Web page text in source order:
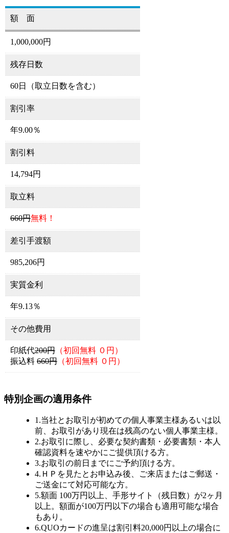
額 面
1,000,000円
残存日数
60日（取立日数を含む）
割引率
年9.00％
割引料
14,794円
取立料
660円無料！
差引手渡額
985,206円
実質金利
年9.13％
その他費用
印紙代200円 （初回無料 ０円）
振込料 660円 （初回無料 ０円）
特別企画の適用条件
1.当社とお取引が初めての個人事業主様あるいは以
前、お取引があり現在は残高のない個人事業主様。
2.お取引に際し、必要な契約書類・必要書類・本人
確認資料を速やかにご提供頂ける方。
3.お取引の前日までにご予約頂ける方。
4.ＨＰを見たとお申込み後、ご来店またはご郵送・
ご送金にて対応可能な方。
5.額面 100万円以上、手形サイト（残日数）が2ヶ月
以上。額面が100万円以下の場合も適用可能な場合
もあり。
6.QUOカードの進呈は割引料20,000円以上の場合に